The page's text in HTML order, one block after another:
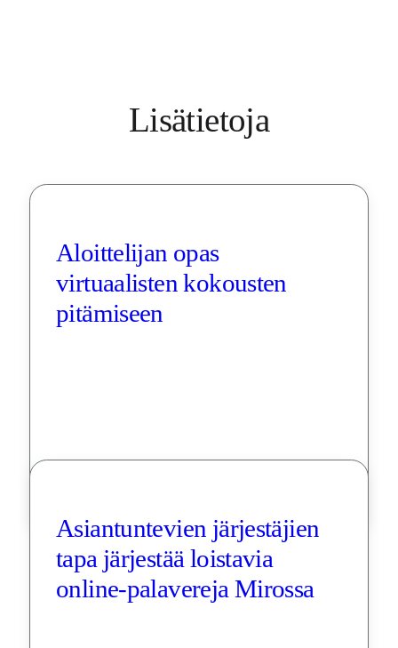
Lisätietoja
Aloittelijan opas
virtuaalisten kokousten
pitämiseen
Asiantuntevien järjestäjien
tapa järjestää loistavia
online-palavereja Mirossa